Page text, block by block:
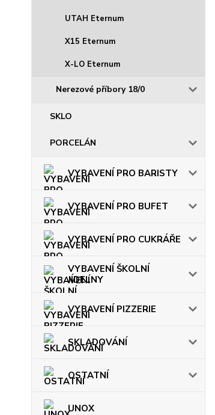
UTAH Eternum
X15 Eternum
X-LO Eternum
Nerezové příbory 18/0
SKLO
PORCELÁN
VYBAVENÍ PRO BARISTY
VYBAVENÍ PRO BUFET
VYBAVENÍ PRO CUKRÁŘE
VYBAVENÍ ŠKOLNÍ
JÍDELNY
VYBAVENÍ PIZZERIE
SKLADOVÁNÍ
OSTATNÍ
UNOX